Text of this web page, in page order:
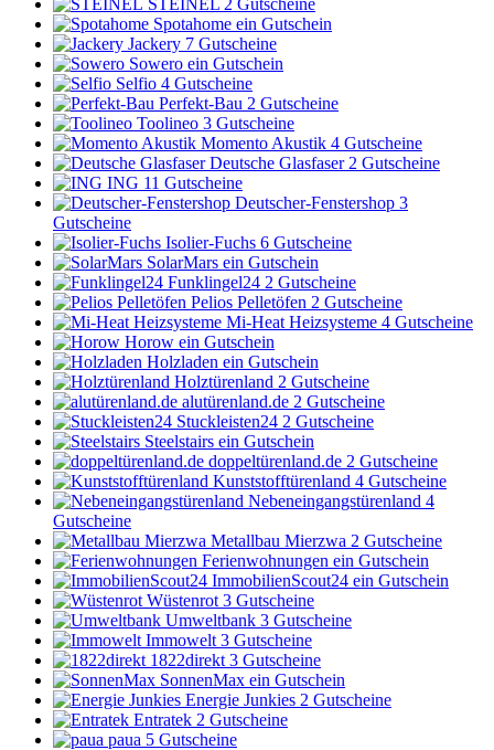
Spotahome ein Gutschein
Jackery 7 Gutscheine
Sowero ein Gutschein
Selfio 4 Gutscheine
Perfekt-Bau 2 Gutscheine
Toolineo 3 Gutscheine
Momento Akustik 4 Gutscheine
Deutsche Glasfaser 2 Gutscheine
ING 11 Gutscheine
Deutscher-Fenstershop 3
Gutscheine
Isolier-Fuchs 6 Gutscheine
SolarMars ein Gutschein
Funklingel24 2 Gutscheine
Pelios Pelletöfen 2 Gutscheine
Mi-Heat Heizsysteme 4 Gutscheine
Horow ein Gutschein
Holzladen ein Gutschein
Holztürenland 2 Gutscheine
alutürenland.de 2 Gutscheine
Stuckleisten24 2 Gutscheine
Steelstairs ein Gutschein
doppeltürenland.de 2 Gutscheine
Kunststofftürenland 4 Gutscheine
Nebeneingangstürenland 4
Gutscheine
Metallbau Mierzwa 2 Gutscheine
Ferienwohnungen ein Gutschein
ImmobilienScout24 ein Gutschein
Wüstenrot 3 Gutscheine
Umweltbank 3 Gutscheine
Immowelt 3 Gutscheine
1822direkt 3 Gutscheine
SonnenMax ein Gutschein
Energie Junkies 2 Gutscheine
Entratek 2 Gutscheine
paua 5 Gutscheine